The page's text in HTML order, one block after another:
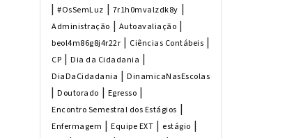
| #OsSemLuz | 7r1h0mvalzdk8y |
Administração | Autoavaliação |
beol4m86g8j4r22r | Ciências Contábeis |
CP | Dia da Cidadania |
DiaDaCidadania | DinamicaNasEscolas
| Doutorado | Egresso |
Encontro Semestral dos Estágios |
Enfermagem | Equipe EXT | estágio |